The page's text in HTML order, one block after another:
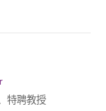
特聘教授